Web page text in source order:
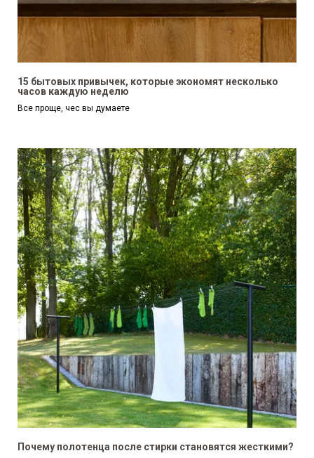
15 бытовых привычек, которые экономят несколько
часов каждую неделю
Все проще, чес вы думаете
Почему полотенца после стирки становятся жесткими?